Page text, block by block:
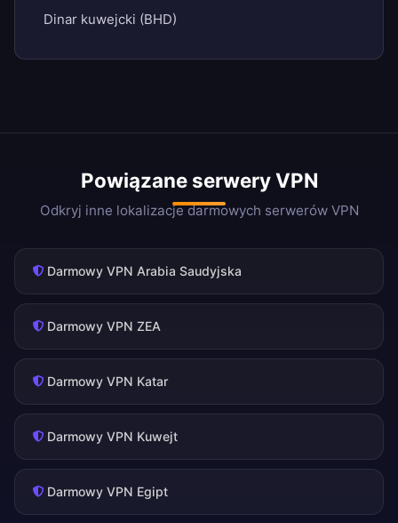
Dinar kuwejcki (BHD)
Powiązane serwery VPN
Odkryj inne lokalizacje darmowych serwerów VPN
Darmowy VPN Arabia Saudyjska
Darmowy VPN ZEA
Darmowy VPN Katar
Darmowy VPN Kuwejt
Darmowy VPN Egipt